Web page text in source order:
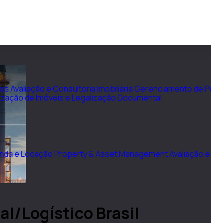
Avaliação e Consultoria ImobiliáriaGerenciamento de
de Imóveis e Legalização Documental
e LocaçãoProperty & Asset ManagementAvaliação
Logístico Brasil